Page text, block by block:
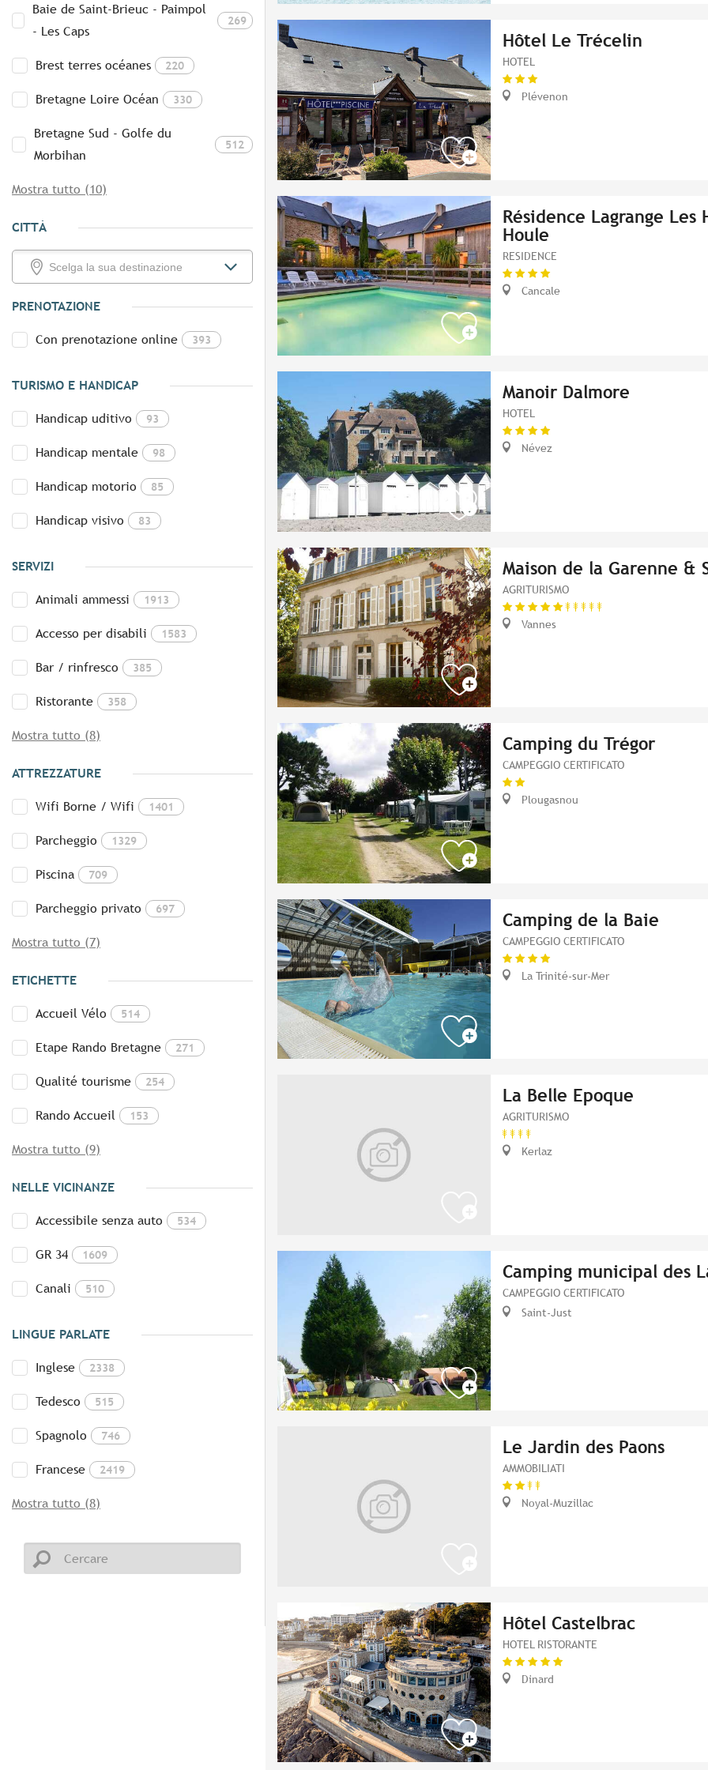
Baie de Saint-Brieuc - Paimpol
- Les Caps
269
Brest terres océanes 220
Bretagne Loire Océan 330
Bretagne Sud - Golfe du
Morbihan
512
Mostra tutto (10)
CITTÀ
PRENOTAZIONE
Con prenotazione online 393
TURISMO E HANDICAP
Handicap uditivo 93
Handicap mentale 98
Handicap motorio 85
Handicap visivo 83
SERVIZI
Animali ammessi 1913
Accesso per disabili 1583
Bar / rinfresco 385
Ristorante 358
Mostra tutto (8)
ATTREZZATURE
Wifi Borne / Wifi 1401
Parcheggio 1329
Piscina 709
Parcheggio privato 697
Mostra tutto (7)
ETICHETTE
Accueil Vélo 514
Etape Rando Bretagne 271
Qualité tourisme 254
Rando Accueil 153
Mostra tutto (9)
NELLE VICINANZE
Accessibile senza auto 534
GR 34 1609
Canali 510
LINGUE PARLATE
Inglese 2338
Tedesco 515
Spagnolo 746
Francese 2419
Mostra tutto (8)
Hôtel Le Trécelin
HOTEL
Plévenon
Résidence Lagrange Les
Houle
RESIDENCE
Cancale
Manoir Dalmore
HOTEL
Névez
Maison de la Garenne &
AGRITURISMO
Vannes
Camping du Trégor
CAMPEGGIO CERTIFICATO
Plougasnou
Camping de la Baie
CAMPEGGIO CERTIFICATO
La Trinité-sur-Mer
La Belle Epoque
AGRITURISMO
Kerlaz
Camping municipal des
CAMPEGGIO CERTIFICATO
Saint-Just
Le Jardin des Paons
AMMOBILIATI
Noyal-Muzillac
Hôtel Castelbrac
HOTEL RISTORANTE
Dinard